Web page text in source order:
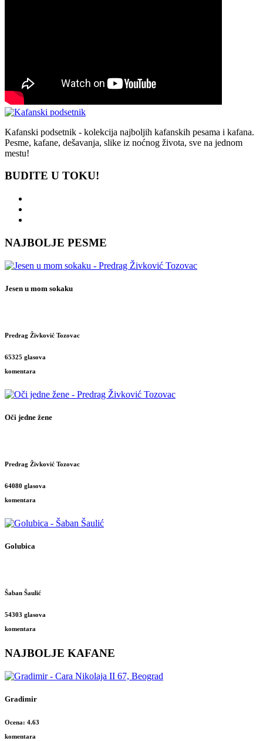
Kafanski podsetnik - kolekcija najboljih kafanskih pesama i kafana.
Pesme, kafane, dešavanja, slike iz noćnog života, sve na jednom
mestu!
BUDITE U TOKU!
NAJBOLJE PESME
Jesen u mom sokaku
Predrag Živković Tozovac
65325 glasova
komentara
Oči jedne žene
Predrag Živković Tozovac
64080 glasova
komentara
Golubica
Šaban Šaulić
54303 glasova
komentara
NAJBOLJE KAFANE
Gradimir
Ocena: 4.63
komentara